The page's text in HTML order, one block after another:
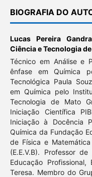
BIOGRAFIA DO
Lucas Pereira
Ciência e Tecnologia
Técnico em Análise e
ênfase em Química
Tecnológica Paula
em Química pelo
Tecnologia de Mato
Iniciação Científica
Iniciação à Docência
Química da Fundação
de Física e
(E.E.V.B). Professor
Educação
Teresa. Membro do